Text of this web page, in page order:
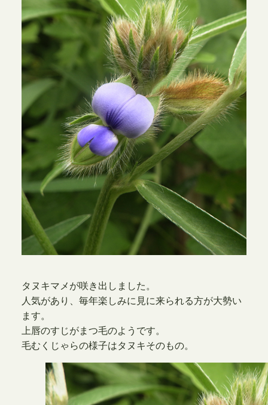
タヌキマメが咲き出しました。
人気があり、毎年楽しみに見に来られる方が大勢い
ます。
上唇のすじがまつ毛のようです。
毛むくじゃらの様子はタヌキそのもの。